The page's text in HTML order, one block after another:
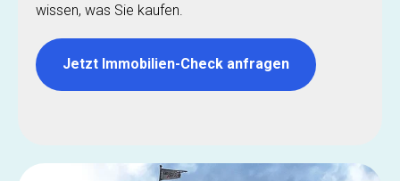
wissen, was Sie kaufen.
Jetzt Immobilien-Check anfragen